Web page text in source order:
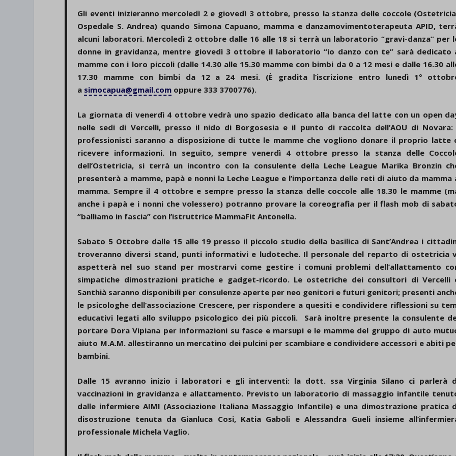
Gli eventi inizieranno mercoledì 2 e giovedì 3 ottobre, presso la stanza delle coccole
Ospedale S. Andrea) quando Simona Capuano, mamma e danzamovimentoterapeuta APID,
alcuni laboratori. Mercoledì 2 ottobre dalle 16 alle 18 si terrà un laboratorio “gravi-danza” per
donne in gravidanza, mentre giovedì 3 ottobre il laboratorio “io danzo con te” sarà dedicato
mamme con i loro piccoli (dalle 14.30 alle 15.30 mamme con bimbi da 0 a 12 mesi e dalle 16.30
17.30 mamme con bimbi da 12 a 24 mesi. (È gradita l’iscrizione entro lunedì 1°
a simocapua@gmail.com oppure 333 3700776).
La giornata di venerdì 4 ottobre vedrà uno spazio dedicato alla banca del latte con un open
nelle sedi di Vercelli, presso il nido di Borgosesia e il punto di raccolta dell’AOU di
professionisti saranno a disposizione di tutte le mamme che vogliono donare il proprio latte
ricevere informazioni. In seguito, sempre venerdì 4 ottobre presso la stanza delle
dell’Ostetricia, si terrà un incontro con la consulente della Leche League Marika Bronzin
presenterà a mamme, papà e nonni la Leche League e l’importanza delle reti di aiuto da mamma
mamma. Sempre il 4 ottobre e sempre presso la stanza delle coccole alle 18.30 le mamme
anche i papà e i nonni che volessero) potranno provare la coreografia per il flash mob di
“balliamo in fascia” con l’istruttrice MammaFit Antonella.
Sabato 5 Ottobre dalle 15 alle 19 presso il piccolo studio della basilica di Sant’Andrea i
troveranno diversi stand, punti informativi e ludoteche. Il personale del reparto di ostetricia
aspetterà nel suo stand per mostrarvi come gestire i comuni problemi dell’allattamento
simpatiche dimostrazioni pratiche e gadget-ricordo. Le ostetriche dei consultori di Vercelli
Santhià saranno disponibili per consulenze aperte per neo genitori e futuri genitori; presenti
le psicologhe dell’associazione Crescere, per rispondere a quesiti e condividere riflessioni su
educativi legati allo sviluppo psicologico dei più piccoli. Sarà inoltre presente la consulente
portare Dora Vipiana per informazioni su fasce e marsupi e le mamme del gruppo di auto
aiuto M.A.M. allestiranno un mercatino dei pulcini per scambiare e condividere accessori e abiti
bambini.
Dalle 15 avranno inizio i laboratori e gli interventi: la dott. ssa Virginia Silano ci parlerà
vaccinazioni in gravidanza e allattamento. Previsto un laboratorio di massaggio infantile
dalle infermiere AIMI (Associazione Italiana Massaggio Infantile) e una dimostrazione pratica
disostruzione tenuta da Gianluca Cosi, Katia Gaboli e Alessandra Gueli insieme
professionale Michela Vaglio.
et-saved-post*
wpc*